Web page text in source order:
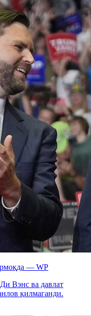
— WP
Вэнс ва давлат
қилмаганди.